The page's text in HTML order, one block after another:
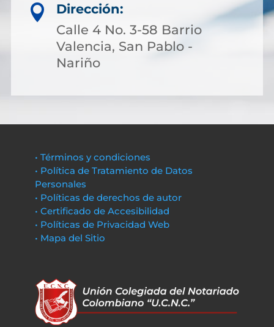

Dirección:
Calle 4 No. 3-58 Barrio
Valencia, San Pablo -
Nariño
• Términos y condiciones
• Política de Tratamiento de Datos
Personales
• Políticas de derechos de autor
• Certificado de Accesibilidad
• Políticas de Privacidad Web
• Mapa del Sitio